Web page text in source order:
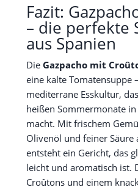
Fazit:
– die perfekte
aus Spanien
Die Gazpacho mit
eine kalte Tomatensuppe
mediterrane Esskultur,
heißen Sommermonate
macht. Mit frischem
Olivenöl und feiner Säure
entsteht ein Gericht, das
leicht und aromatisch ist.
Croûtons und einem